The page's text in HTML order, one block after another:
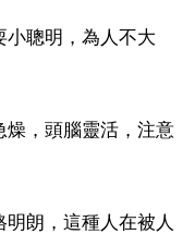
聰明，為人不大
，頭腦靈活，注意
朗，這種人在被人